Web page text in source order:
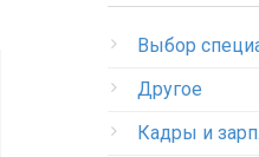
Выбор
Другое
Кадры и